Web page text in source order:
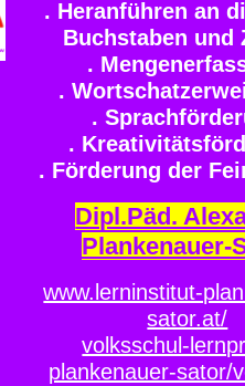
. Heranführen an
Buchstaben und
.
.
.
.
. Förderung der
Dipl.Päd.
Plankenauer-
www.lerninstitut-
sator.at/
volksschul-
plankenauer-sator/